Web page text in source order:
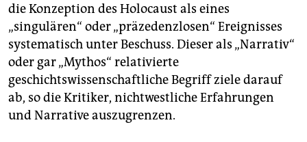
die Konzeption des Holocaust als eines
„singulären“ oder „präzedenzlosen“ Ereignisses
systematisch unter Beschuss. Dieser als „Narrativ“
oder gar „Mythos“ relativierte
geschichtswissenschaftliche Begriff ziele darauf
ab, so die Kritiker, nichtwestliche Erfahrungen
und Narrative auszugrenzen.